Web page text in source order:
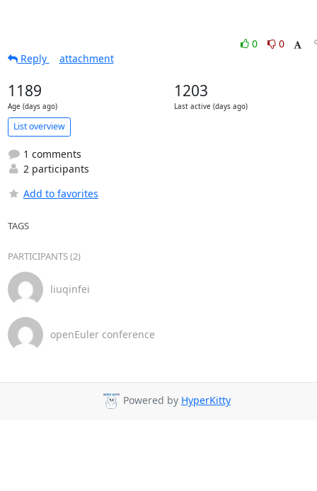
0
0
Reply
attachment
1189
Age (days ago)
1203
Last active (days ago)
List overview
1 comments
2 participants
Add to favorites
TAGS
PARTICIPANTS (2)
liuqinfei
openEuler conference
Powered by HyperKitty